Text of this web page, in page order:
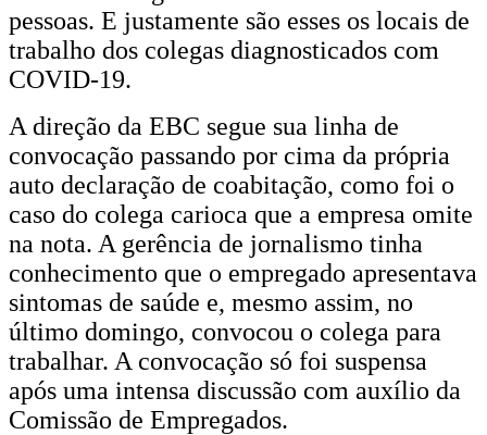
pessoas. E justamente são esses os locais de
trabalho dos colegas diagnosticados com
COVID-19.
A direção da EBC segue sua linha de
convocação passando por cima da própria
auto declaração de coabitação, como foi o
caso do colega carioca que a empresa omite
na nota. A gerência de jornalismo tinha
conhecimento que o empregado apresentava
sintomas de saúde e, mesmo assim, no
último domingo, convocou o colega para
trabalhar. A convocação só foi suspensa
após uma intensa discussão com auxílio da
Comissão de Empregados.